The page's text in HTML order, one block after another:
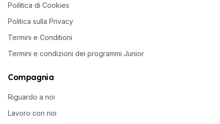
Poilitica di Cookies
Politica sulla Privacy
Termini e Conditioni
Termini e condizioni dei programmi Junior
Compagnia
Riguardo a noi
Lavoro con noi